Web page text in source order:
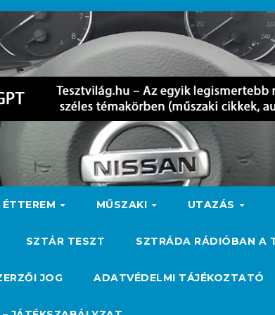
ÉTTEREM MŰSZAKI UTAZÁS
SZTÁR TESZT SZTRÁDA RÁDIÓBAN A
JOG ADATVÉDELMI TÁJÉKOZTATÓ